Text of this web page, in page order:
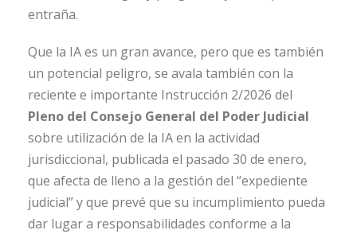
entraña.
Que la IA es un gran avance, pero que es también
un potencial peligro, se avala también con la
reciente e importante Instrucción 2/2026 del
Pleno del Consejo General del Poder Judicial
sobre utilización de la IA en la actividad
jurisdiccional, publicada el pasado 30 de enero,
que afecta de lleno a la gestión del “expediente
judicial” y que prevé que su incumplimiento pueda
dar lugar a responsabilidades conforme a la